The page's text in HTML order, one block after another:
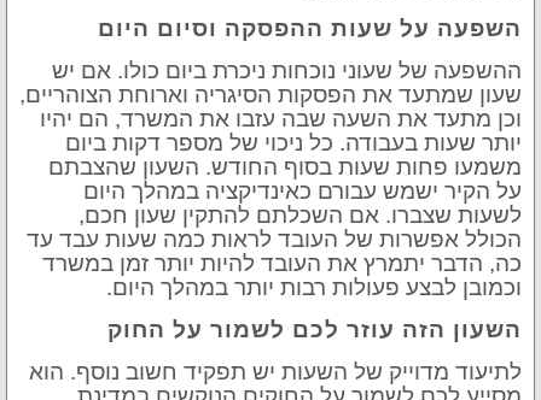
השפעה על שעות ההפסקה וסיום היום
ההשפעה של שעוני נוכחות ניכרת ביום כולו. אם יש
שעון שמתעד את הפסקות הסיגריה וארוחת הצוהריים,
וכן מתעד את השעה שבה עזבו את המשרד, הם יהיו
יותר שעות בעבודה. כל ניכוי של מספר דקות ביום
משמעו פחות שעות בסוף החודש. השעון שהצבתם
על הקיר ישמש עבורם כאינדיקציה במהלך היום
לשעות שצברו. אם השכלתם להתקין שעון חכם,
הכולל אפשרות של העובד לראות כמה שעות עבד עד
כה, הדבר יתמרץ את העובד להיות יותר זמן במשרד
וכמובן לבצע פעולות רבות יותר במהלך היום.
השעון הזה עוזר לכם לשמור על החוק
לתיעוד מדוייק של השעות יש תפקיד חשוב נוסף. הוא